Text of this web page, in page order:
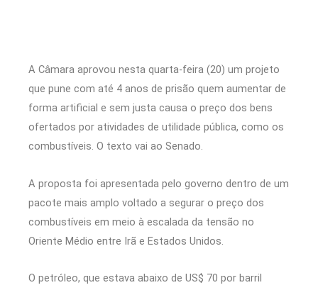
A Câmara aprovou nesta quarta-feira (20) um projeto
que pune com até 4 anos de prisão quem aumentar de
forma artificial e sem justa causa o preço dos bens
ofertados por atividades de utilidade pública, como os
combustíveis. O texto vai ao Senado.
A proposta foi apresentada pelo governo dentro de um
pacote mais amplo voltado a segurar o preço dos
combustíveis em meio à escalada da tensão no
Oriente Médio entre Irã e Estados Unidos.
O petróleo, que estava abaixo de US$ 70 por barril